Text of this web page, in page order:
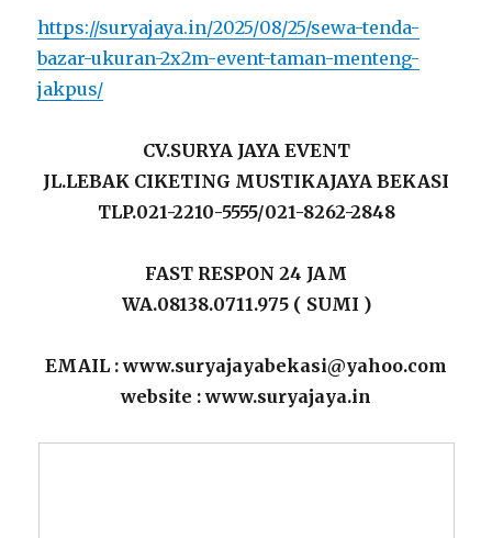
https://suryajaya.in/2025/08/25/sewa-tenda-
bazar-ukuran-2x2m-event-taman-menteng-
jakpus/
CV.SURYA JAYA EVENT
JL.LEBAK CIKETING MUSTIKAJAYA BEKASI
TLP.021-2210-5555/021-8262-2848
FAST RESPON 24 JAM
WA.08138.0711.975 ( SUMI )
EMAIL : www.suryajayabekasi@yahoo.com
website : www.suryajaya.in